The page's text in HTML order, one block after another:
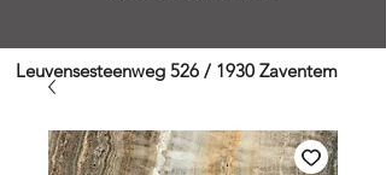
Leuvensesteenweg 526 / 1930 Zaventem